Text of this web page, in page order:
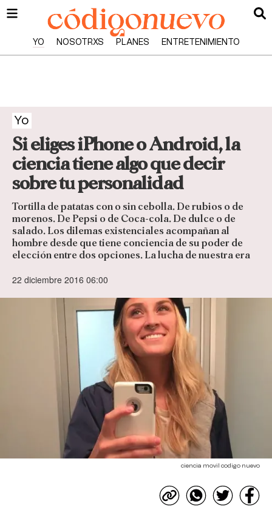
YO NOSOTRXS PLANES ENTRETENIMIENTO
Yo
Si eliges iPhone o Android, la
ciencia tiene algo que decir
sobre tu personalidad
Tortilla de patatas con o sin cebolla. De rubios o de
morenos. De Pepsi o de Coca-cola. De dulce o de
salado. Los dilemas existenciales acompañan al
hombre desde que tiene conciencia de su poder de
elección entre dos opciones. La lucha de nuestra era
22 diciembre 2016 06:00
ciencia movil codigo nuevo